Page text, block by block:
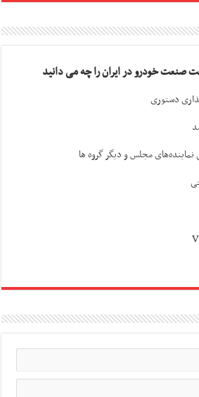
صنعت خودرو در ایران را چه می دانید
دستوری
مجلس و دیگر گروه ها